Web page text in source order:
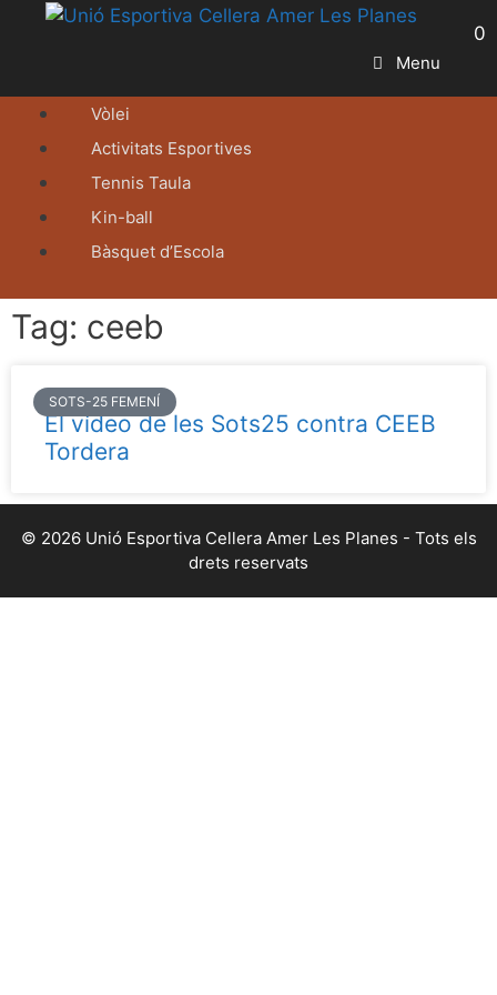
0
Menu
Vòlei
Activitats Esportives
Tennis Taula
Kin-ball
Bàsquet d’Escola
Tag: ceeb
SOTS-25 FEMENÍ
El vídeo de les Sots25 contra CEEB
Tordera
© 2026 Unió Esportiva Cellera Amer Les Planes - Tots els
drets reservats